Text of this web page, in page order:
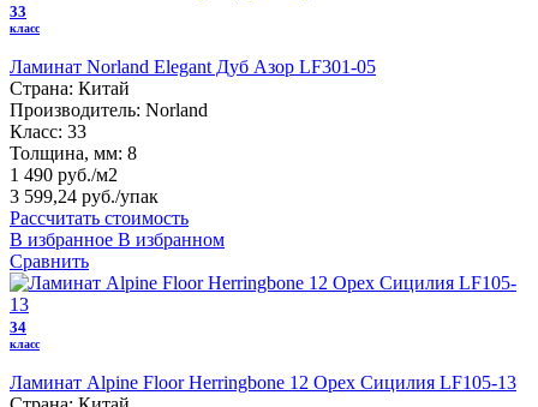
33
класс
Ламинат Norland Elegant Дуб Азор LF301-05
Страна: Китай
Производитель: Norland
Класс: 33
Толщина, мм: 8
1 490 руб./м2
3 599,24 руб./упак
Рассчитать стоимость
В избранное В избранном
Сравнить
34
класс
Ламинат Alpine Floor Herringbone 12 Орех Сицилия LF105-13